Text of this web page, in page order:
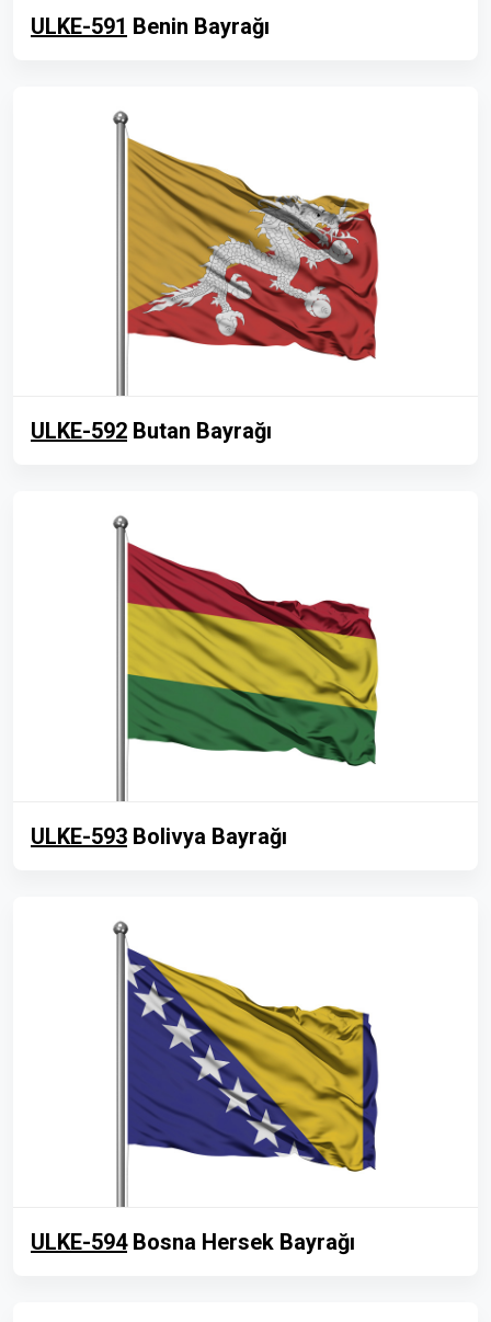
ULKE-591 Benin Bayrağı
ULKE-592 Butan Bayrağı
ULKE-593 Bolivya Bayrağı
ULKE-594Bosna Hersek Bayrağı